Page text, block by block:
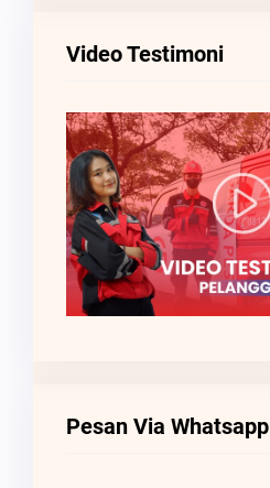
Video Testimoni
Pesan Via Whatsapp